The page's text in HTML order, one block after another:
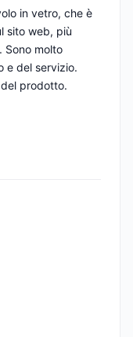
in vetro, che è
sito web, più
Sono molto
e del servizio.
prodotto.